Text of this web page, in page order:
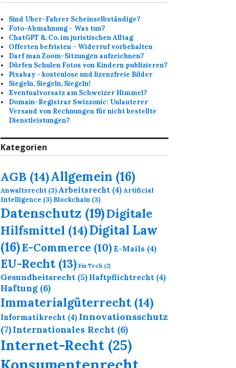
Sind Uber-Fahrer Scheinselbständige?
Foto-Abmahnung - Was tun?
ChatGPT &. Co. im juristischen Alltag
Offerten befristen - Widerruf vorbehalten
Darf man Zoom-Sitzungen aufzeichnen?
Dürfen Schulen Fotos von Kindern publizieren?
Pixabay - kostenlose und lizenzfreie Bilder
Siegeln, Siegeln, Siegeln!
Eventualvorsatz am Schweizer Himmel?
Domain-Registrar Swizzonic: Unlauterer
Versand von Rechnungen für nicht bestellte
Dienstleistungen?
Kategorien
AGB (14)Allgemein (16)
Anwaltsrecht (3) Arbeitsrecht (4)Artificial
Intelligence (3) Blockchain (3)
Datenschutz (19)Digitale
Hilfsmittel (14)Digital Law
(16)E-Commerce (10) E-Mails (4)
EU-Recht(13) Fin Tech (2)
Gesundheitsrecht (5) Haftpflichtrecht (4)
Haftung(6)
Immaterialgüterrecht(14)
Informatikrecht (4) Innovationsschutz
(7)Internationales Recht (6)
Internet-Recht (25)